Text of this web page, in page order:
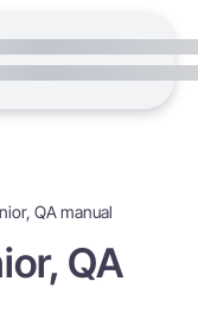
QA manual
QA